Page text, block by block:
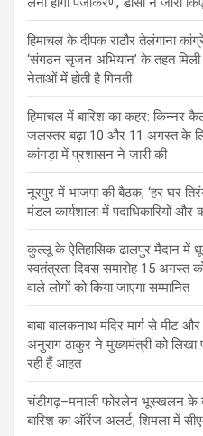
हिमाचल के दीपक राठौर तेलंगाना
‘संगठन सृजन अभियान’ के तहत मिली
नेताओं में होती है गिनती
हिमाचल में बारिश का कहर: किन्नर
जलस्तर बढ़ा 10 और 11 अगस्त के
कांगड़ा में प्रशासन ने जारी की
नूरपुर में भाजपा की बैठक, ‘हर घर
मंडल कार्यशाला में पदाधिकारियों और
कुल्लू के ऐतिहासिक ढालपुर मैदान में
स्वतंत्रता दिवस समारोह 15 अगस्त
वाले लोगों को किया जाएगा सम्मानित
बाबा बालकनाथ मंदिर मार्ग से मीट
अनुराग ठाकुर ने मुख्यमंत्री को लिखा
रही हैं आहत
चंडीगढ़–मनाली फोरलेन भूस्खलन के
बारिश का ऑरेंज अलर्ट, शिमला में